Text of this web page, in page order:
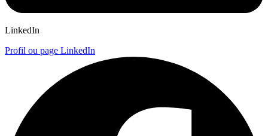
LinkedIn
Profil ou page LinkedIn